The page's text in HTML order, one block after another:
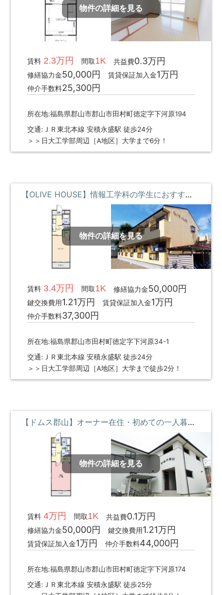
物件の詳細を見る
賃料2.3万円 間取1K 共益費0.3万円
修繕協力金50,000円 賃貸保証加入金1万円
仲介手数料25,300円
所在地:福島県郡山市郡山市田村町徳定字下河原194
交通:ＪＲ東北本線 安積永盛駅 徒歩24分
＞＞日大工学部周辺［A地区］大学まで6分！
【OLIVE HOUSE】情報工学科の学生におすすめ・コンビニすぐそばで便利 **即入居募集中**
物件の詳細を見る
賃料3.4万円 間取1K 修繕協力金50,000円
鍵交換費用1.21万円 賃貸保証加入金1万円
仲介手数料37,300円
所在地:福島県郡山市田村町徳定字下河原34-1
交通:ＪＲ東北本線 安積永盛駅 徒歩24分
＞＞日大工学部周辺［A地区］大学まで徒歩2分！
【ドムス郡山】オーナー在住・初めての一人暮らしでも安心 ①階 **即入居募集中**
物件の詳細を見る
賃料4万円 間取1K 共益費0.1万円
修繕協力金50,000円 鍵交換費用1.21万円
賃貸保証加入金1万円 仲介手数料44,000円
所在地:福島県郡山市郡山市田村町徳定字下河原174
交通:ＪＲ東北本線 安積永盛駅 徒歩25分